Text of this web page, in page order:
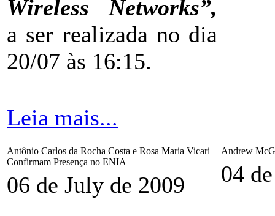
Wireless Networks”,
a ser realizada no dia
20/07 às 16:15.
Leia mais...
Antônio Carlos da Rocha Costa e Rosa Maria Vicari
Confirmam Presença no ENIA
06 de July de 2009
Andrew
04